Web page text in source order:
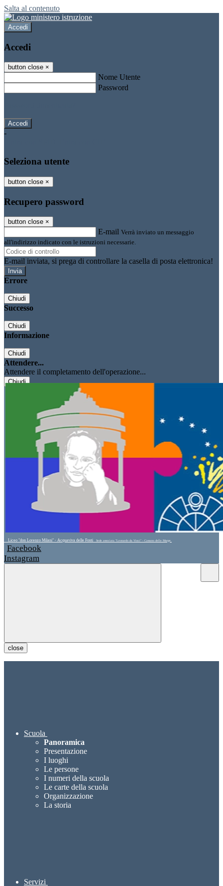
Salta al contenuto
Accedi
Accedi
button close ×
Nome Utente
Password
-
Seleziona utente
button close ×
Recupero password
button close ×
E-mail Verrà inviato un messaggio
all'indirizzo indicato con le istruzioni necessarie.
E-mail inviata, si prega di controllare la casella di posta elettronica!
Errore
Chiudi
Successo
Chiudi
Informazione
Chiudi
Attendere...
Attendere il completamento dell'operazione...
Chiudi
Liceo "don Lorenzo Milani" - Acquaviva delle Fonti Sede associata "Leonardo da Vinci" - Cassano delle Murge
Facebook
Instagram
close
Scuola
Panoramica
Presentazione
I luoghi
Le persone
I numeri della scuola
Le carte della scuola
Organizzazione
La storia
Servizi